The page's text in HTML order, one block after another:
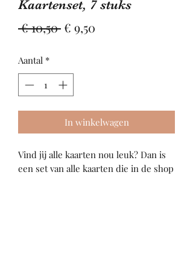
Kaartenset, 7 stuks
€ 10,50 Normale
€ 9,50
Aantal *
In winkelwagen
Vind jij alle kaarten nou leuk? Dan is
een set van alle kaarten die in de shop